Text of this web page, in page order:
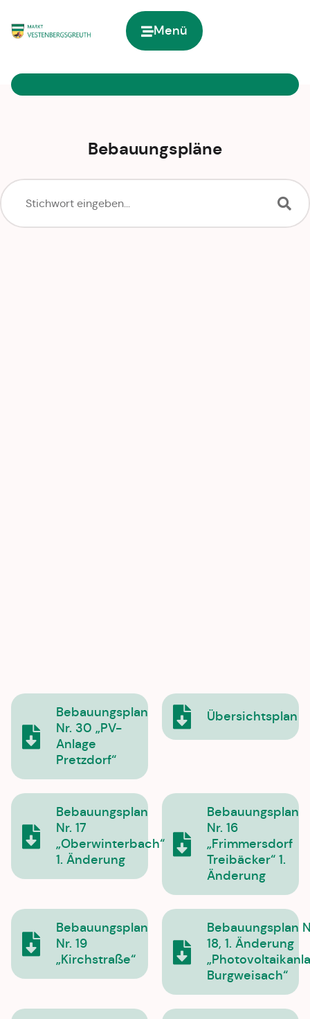
Menü
Bebauungspläne
Bebauungsplan
Nr. 30 „PV-
Anlage
Pretzdorf“
Übersichtsplan
Bebauungsplan
Nr. 17
„Oberwinterbach“
1. Änderung
Bebauungsplan
Nr. 16
„Frimmersdorf
Treibäcker“ 1.
Änderung
Bebauungsplan
Nr. 19
„Kirchstraße“
Bebauungsplan
18, 1. Änderung
Burgweisach“